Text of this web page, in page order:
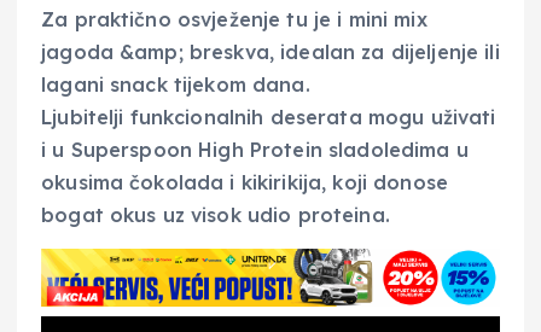
Za praktično osvježenje tu je i mini mix
jagoda &amp; breskva, idealan za dijeljenje ili
lagani snack tijekom dana.
Ljubitelji funkcionalnih deserata mogu uživati
i u Superspoon High Protein sladoledima u
okusima čokolada i kikirikija, koji donose
bogat okus uz visok udio proteina.